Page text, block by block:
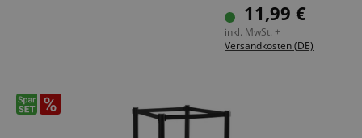
Benötigte Batterien: 2x 1,5V Typ D Mono (nicht im
11,99 €
inkl. MwSt. +
Versandkosten (DE)